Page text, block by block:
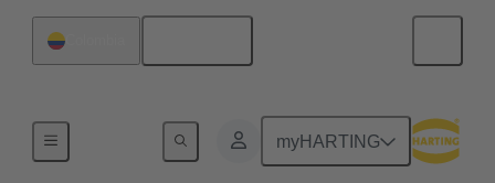
myHARTING
Terminación de placa madre a tarjeta hija